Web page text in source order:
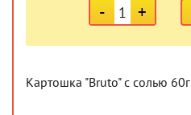
- +
Картошка "Bruto" с солью 60г